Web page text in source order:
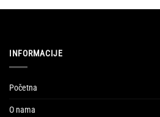
INFORMACIJE
Početna
O nama